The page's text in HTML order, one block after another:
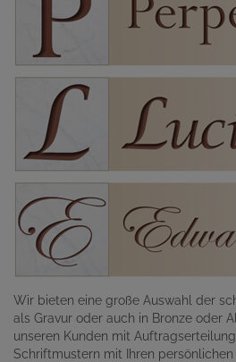
Wir bieten eine große Auswahl der
als Gravur oder auch in Bronze oder
unseren Kunden mit
Schriftmustern mit Ihren